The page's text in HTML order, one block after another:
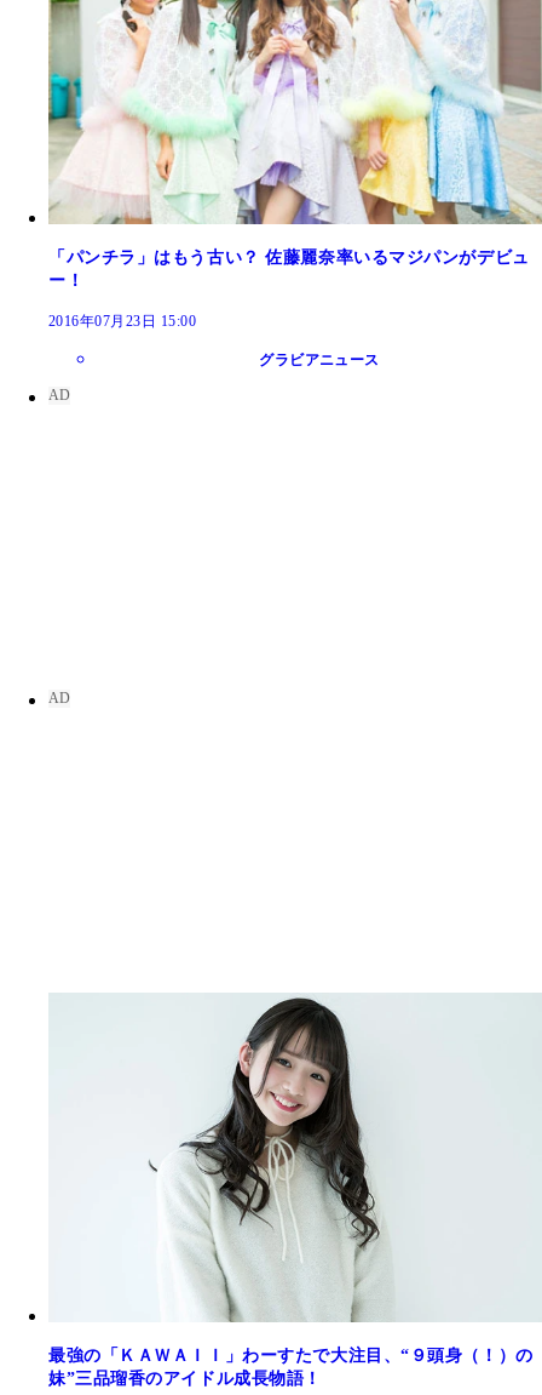
「パンチラ」はもう古い？ 佐藤麗奈率いるマジパンがデビュ
ー！
2016年07月23日 15:00
グラビアニュース
最強の「ＫＡＷＡＩＩ」わーすたで大注目、“９頭身（！）の
妹”三品瑠香のアイドル成長物語！